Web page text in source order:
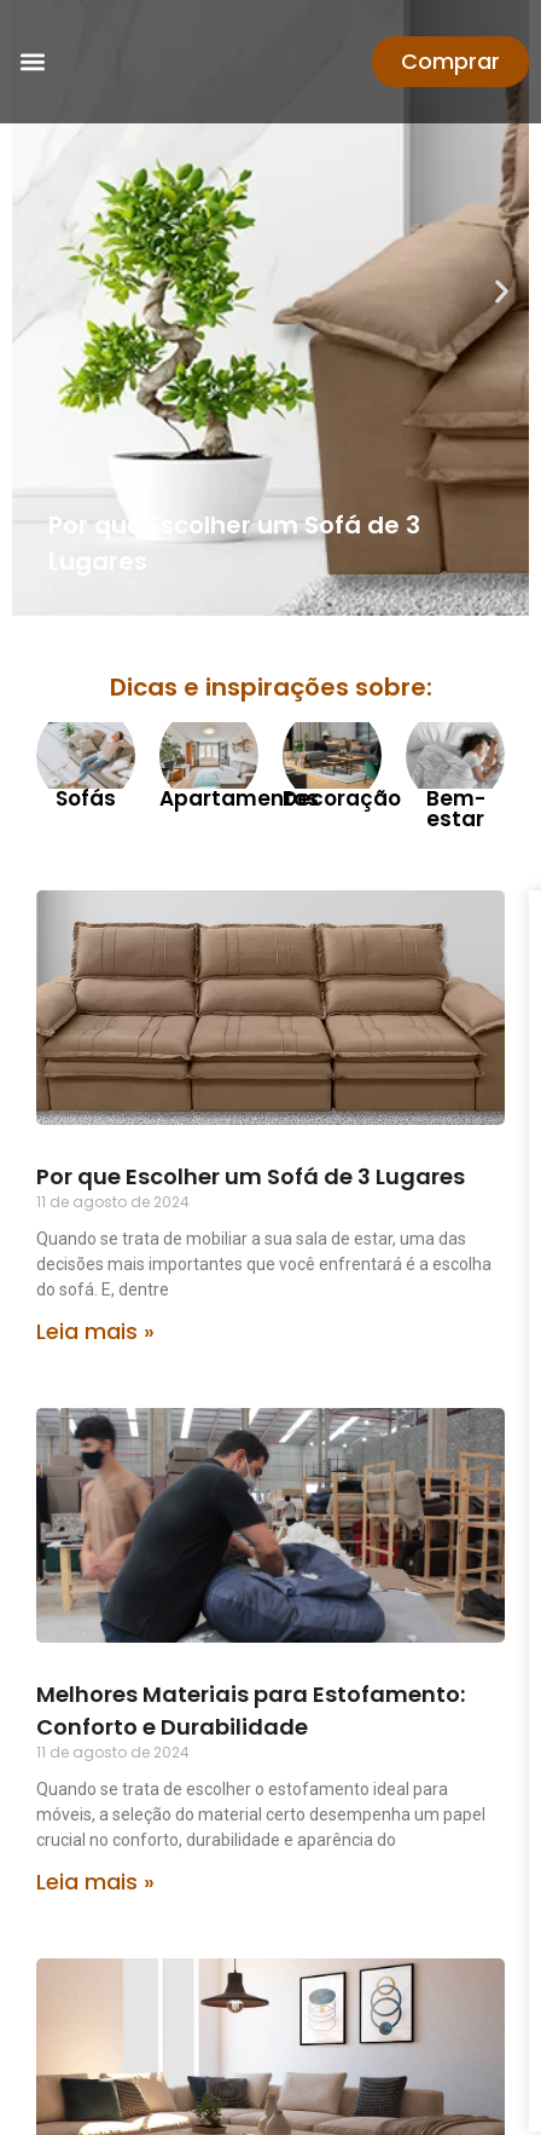
Comprar
Por que Escolher um Sofá de 3
Dicas e inspirações sobre:
Sofás ApartamentosDecoração Bem-
estar
Por que Escolher um Sofá de 3 Lugares
11 de agosto de 2024
Quando se trata de mobiliar a sua sala de estar, uma das
decisões mais importantes que você enfrentará é a escolha
do sofá. E, dentre
Leia mais »
Melhores Materiais para Estofamento:
Conforto e Durabilidade
11 de agosto de 2024
Quando se trata de escolher o estofamento ideal para
móveis, a seleção do material certo desempenha um papel
crucial no conforto, durabilidade e aparência do
Leia mais »